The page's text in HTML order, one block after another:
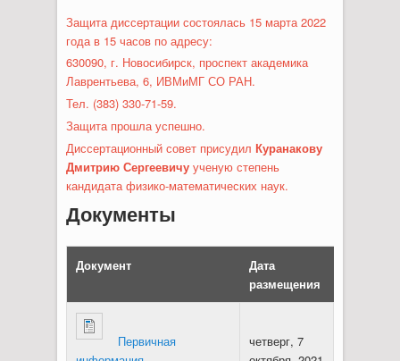
Защита диссертации состоялась 15 марта 2022
года в 15 часов по адресу:
630090, г. Новосибирск, проспект академика
Лаврентьева, 6, ИВМиМГ СО РАН.
Тел. (383) 330-71-59.
Защита прошла успешно.
Диссертационный совет присудил Куранакову
Дмитрию Сергеевичу ученую степень
кандидата физико-математических наук.
Документы
Документ
Дата
размещения
Первичная
четверг, 7